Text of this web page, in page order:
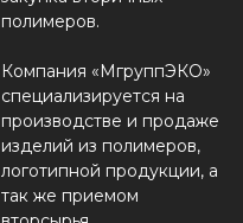
полимеров.
Компания «МгруппЭКО»
специализируется на
производстве и продаже
изделий из полимеров,
логотипной продукции, а
так же приемом